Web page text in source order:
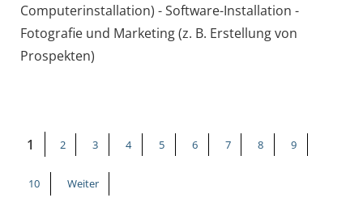
Computerinstallation) - Software-Installation -
Fotografie und Marketing (z. B. Erstellung von
Prospekten)
1 2 3 4 5 6 7 8 9
10 Weiter